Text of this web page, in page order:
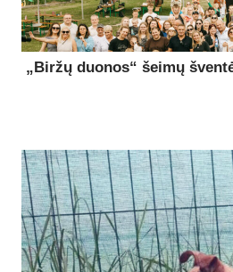
„Biržų duonos“ šeimų